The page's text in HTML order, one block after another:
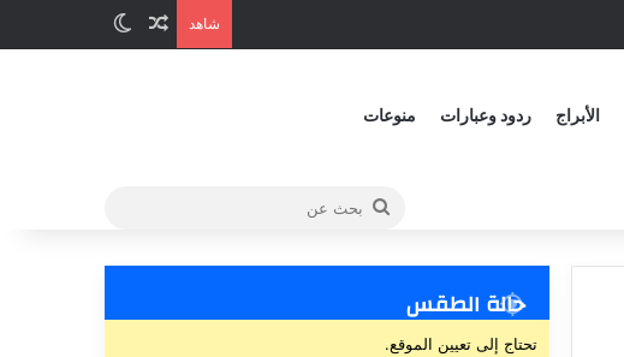
شاهد
الأبراج ردود وعبارات منوعات
حالة الطقس
تحتاج إلى تعيين الموقع.